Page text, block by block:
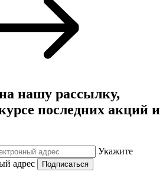
нашу рассылку,
последних акций и
Укажите
адрес
Подписаться